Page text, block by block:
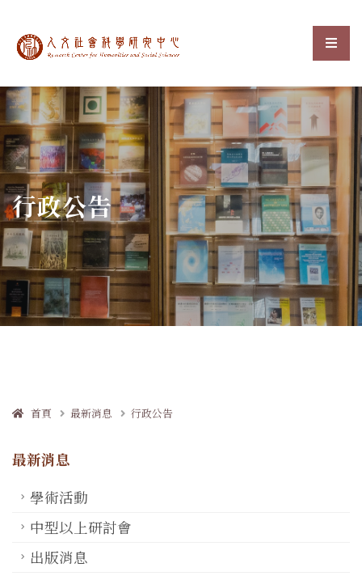
中央研究院人文社會科選
:::
行政公告
首頁 最新消息 行政公告
最新消息
學術活動
中型以上研討會
出版消息